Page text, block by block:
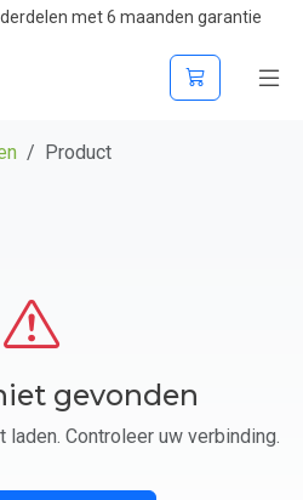
met 6 maanden garantie
Product
gevonden
Controleer uw verbinding.